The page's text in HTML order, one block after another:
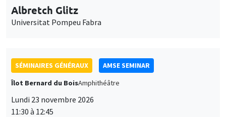
Albretch Glitz
Universitat Pompeu Fabra
SÉMINAIRES GÉNÉRAUX
AMSE SEMINAR
Îlot Bernard du BoisAmphithéâtre
Lundi 23 novembre 2026
11:30 à 12:45